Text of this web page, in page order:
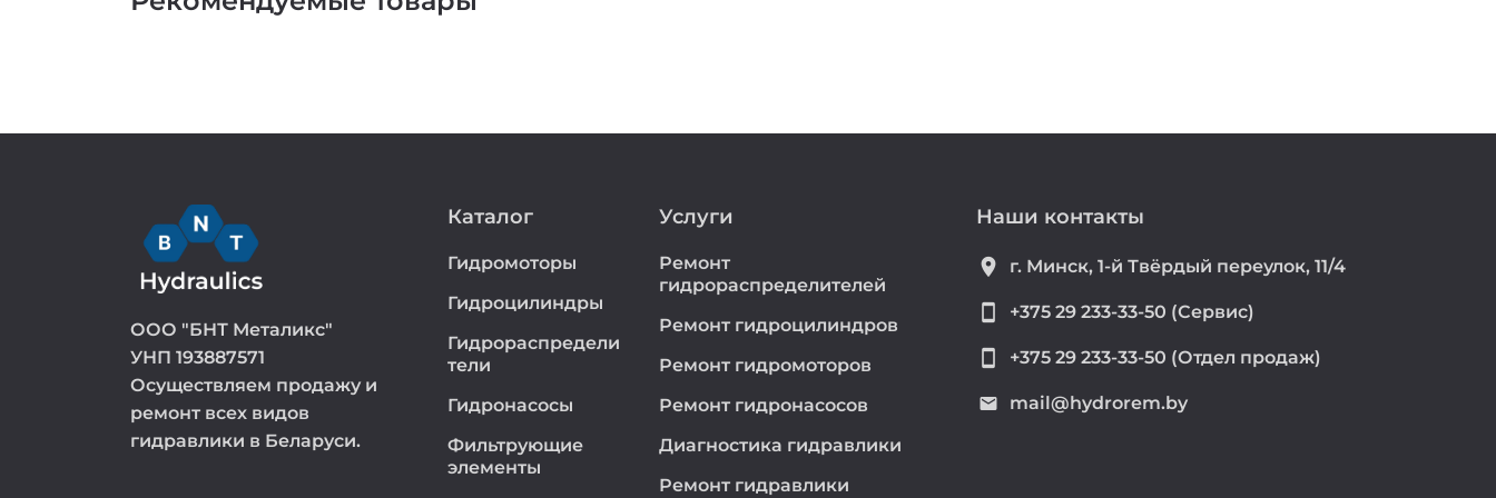
ООО "БНТ Металикс"
УНП 193887571
Осуществляем продажу и
ремонт всех видов
гидравлики в Беларуси.
Каталог
Гидромоторы
Гидроцилиндры
Гидрораспредели
тели
Гидронасосы
Фильтрующие
элементы
Услуги
Ремонт
гидрораспределителей
Ремонт гидроцилиндров
Ремонт гидромоторов
Ремонт гидронасосов
Диагностика гидравлики
Ремонт гидравлики
Наши контакты
location_on г. Минск, 1-й Твёрдый переулок, 11/4
smartphone +375 29 233-33-50 (Сервис)
smartphone +375 29 233-33-50 (Отдел продаж)
email mail@hydrorem.by